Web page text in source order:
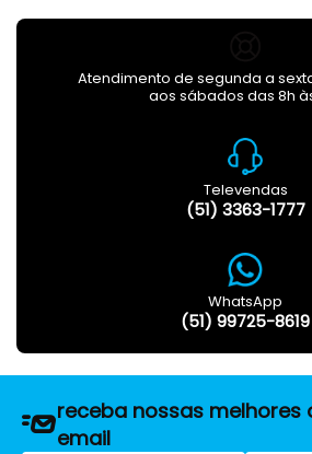
Atendimento de segunda a
aos sábados das 8h
Televendas
(51) 3363-1777
WhatsApp
(51) 99725-8619
receba nossas melhores
email